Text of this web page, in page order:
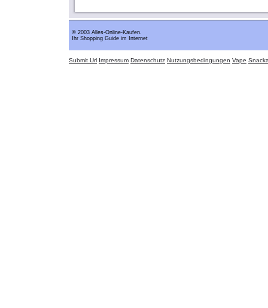
© 2003 Alles-Online-Kaufen.
Ihr Shopping Guide im Internet
Submit Url Impressum Datenschutz Nutzungsbedingungen Vape